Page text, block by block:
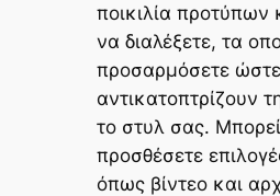
ποικιλία προτύπων
να διαλέξετε, τα
προσαρμόσετε
αντικατοπτρίζουν
το στυλ σας.
προσθέσετε
όπως βίντεο και